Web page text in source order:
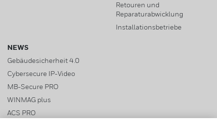
Retouren und
Reparaturabwicklung
Installationsbetriebe
NEWS
Gebäudesicherheit 4.0
Cybersecure IP-Video
MB-Secure PRO
WINMAG plus
ACS PRO